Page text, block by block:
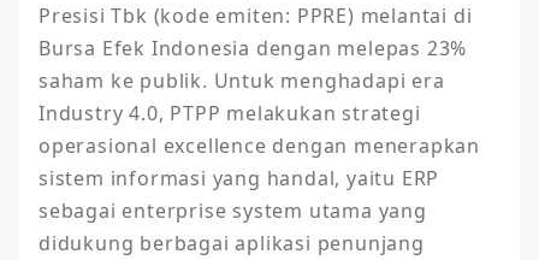
Presisi Tbk (kode emiten: PPRE) melantai di
Bursa Efek Indonesia dengan melepas 23%
saham ke publik. Untuk menghadapi era
Industry 4.0, PTPP melakukan strategi
operasional excellence dengan menerapkan
sistem informasi yang handal, yaitu ERP
sebagai enterprise system utama yang
didukung berbagai aplikasi penunjang